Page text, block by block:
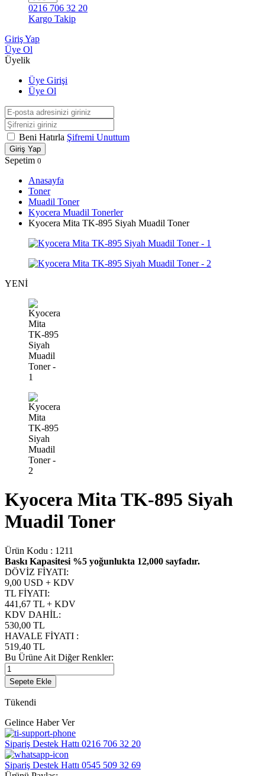
0216 706 32 20
Kargo Takip
Giriş Yap
Üye Ol
Üyelik
Üye Girişi
Üye Ol
Beni Hatırla Şifremi Unuttum
Giriş Yap
Sepetim 0
Anasayfa
Toner
Muadil Toner
Kyocera Muadil Tonerler
Kyocera Mita TK-895 Siyah Muadil Toner
YENİ
Kyocera Mita TK-895 Siyah
Muadil Toner
Ürün Kodu : 1211
Baskı Kapasitesi %5 yoğunlukta 12,000 sayfadır.
DÖVİZ FİYATI:
9,00 USD + KDV
TL FİYATI:
441,67 TL + KDV
KDV DAHİL:
530,00 TL
HAVALE FİYATI :
519,40 TL
Bu Ürüne Ait Diğer Renkler:
Sepete Ekle
Tükendi
Gelince Haber Ver
Sipariş Destek Hattı 0216 706 32 20
Sipariş Destek Hattı 0545 509 32 69